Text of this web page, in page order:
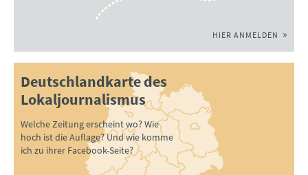
HIER ANMELDEN
Deutschlandkarte des
Lokaljournalismus
Welche Zeitung erscheint wo? Wie
hoch ist die Auflage? Und wie komme
ich zu ihrer Facebook-Seite?